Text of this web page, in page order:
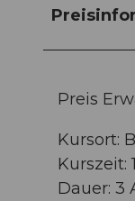
Preis
Kursort:
Kurszeit:
Dauer: 3